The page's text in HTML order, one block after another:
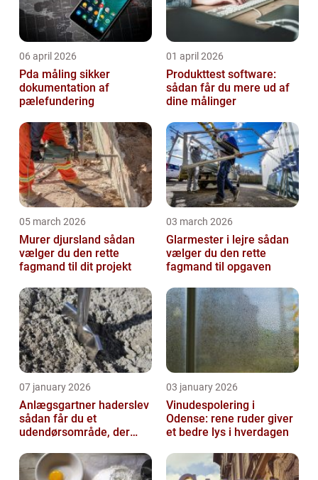
06 april 2026
Pda måling sikker
dokumentation af
pælefundering
01 april 2026
Produkttest software:
sådan får du mere ud af
dine målinger
05 march 2026
Murer djursland sådan
vælger du den rette
fagmand til dit projekt
03 march 2026
Glarmester i lejre sådan
vælger du den rette
fagmand til opgaven
07 january 2026
Anlægsgartner haderslev
sådan får du et
udendørsområde, der
03 january 2026
Vinudespolering i
Odense: rene ruder giver
et bedre lys i hverdagen